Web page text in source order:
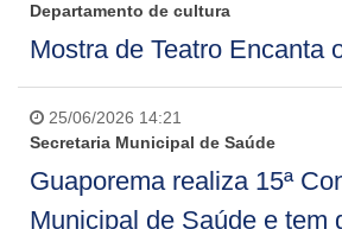
Departamento de cultura
Mostra de Teatro Encanta
25/06/2026 14:21
Secretaria Municipal de Saúde
Guaporema realiza 15ª
Municipal de Saúde e tem